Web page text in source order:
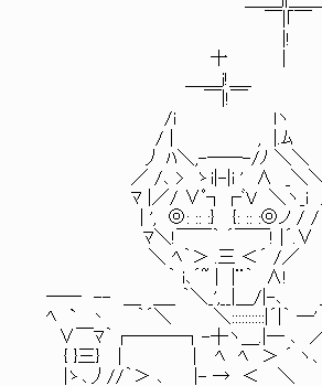
|!
十 |
＿＿ｊ!＿_
￣|!￣
/i lヽ
/ | , |.ﾑ
丿 ﾊ＼,-──-/ﾉ ＼＼
／ /､ > ゝi|-|i ' ∧ _＼＼
ﾏ |／/ ∨ﾟ┐┌ﾞV ＼ヽ_i
| ', ◎: :: :} {: :: :◎ノ / /
ﾏ＼!￣￣｀ ´￣￣! |´.∨
＼ ﾍ｀＞ .三 ＜´ /／
｀ i､´~ | |¨｀ ∧! 【 ☆
── -- ＿ ＿_ ｀＼_',__|＿/|-
ﾍ ` 丶 ｀´＼ ＼::::::::::|´|｀
∨￣ﾏ｀┌───┐-┼ヽ＿.|─ ､
{ }三} | | ﾍ ﾍ ＞ ´
|ゝ､丿//｀＞ ､ |- → ＜ ＼ ヽ